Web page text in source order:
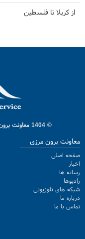
از کربلا تا فلسطین
© 1404 معاونت برون مرزی صدا و سیمای جمهوری اسلامی ایران
معاونت برون مرزی
صفحه اصلی
اخبار
رسانه ها
رادیوها
شبکه های تلوزیونی
درباره ما
تماس با ما